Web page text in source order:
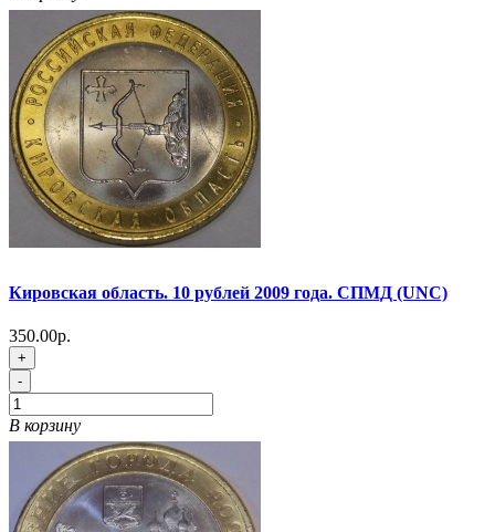
Кировская область. 10 рублей 2009 года. СПМД (UNC)
350.00р.
+
-
В корзину